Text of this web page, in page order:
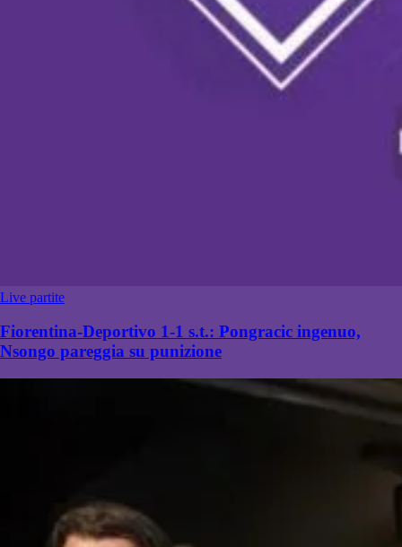
Live partite
Fiorentina-Deportivo 1-1 s.t.: Pongracic ingenuo,
Nsongo pareggia su punizione